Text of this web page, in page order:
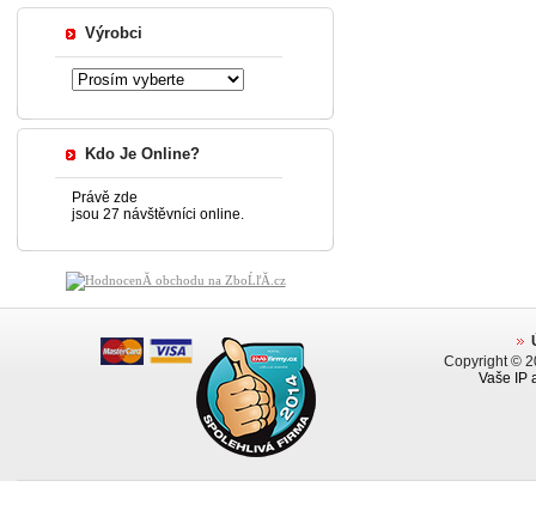
Výrobci
Kdo Je Online?
Právě zde
jsou 27 návštěvníci online.
Copyright ©
Vaše IP